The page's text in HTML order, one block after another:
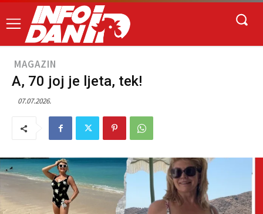
MAGAZIN
A, 70 joj je ljeta, tek!
07.07.2026.